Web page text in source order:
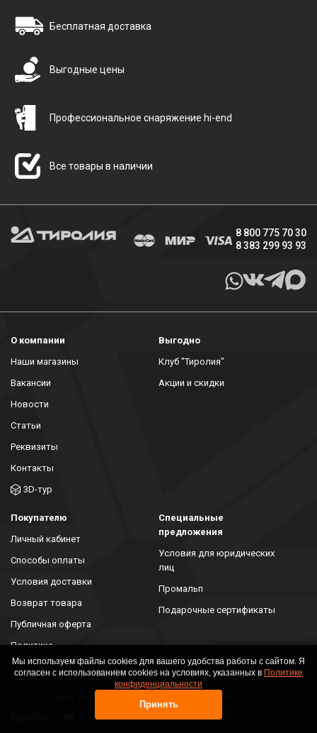
Бесплатная доставка
Выгодные цены
Профессиональное снаряжение hi-end
Все товары в наличии
8 800 775 70 30
8 383 299 93 93
О компании
Наши магазины
Вакансии
Новости
Статьи
Реквизиты
Контакты
3D-тур
Выгодно
Клуб "Тиролия"
Акции и скидки
Покупателю
Личный кабинет
Способы оплаты
Условия доставки
Возврат товара
Публичная оферта
Политика
конфиденциальности
Специальные
предложения
Условия для юридических
лиц
Промальп
Подарочные сертификаты
Мы используем файлы cookies для вашего удобства работы с сайтом. Я
согласен с использованием cookies на условиях, указанных в Политике
конфиденциальности
Принять